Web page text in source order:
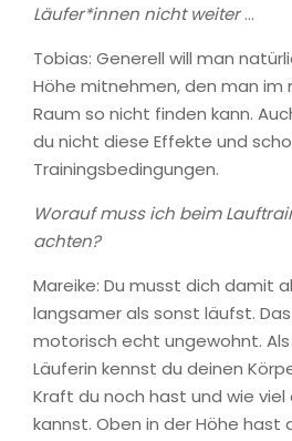
Läufer*innen nicht weiter…
Tobias: Generell will man
Höhe mitnehmen, den man
Raum so nicht finden kann.
du nicht diese Effekte und
Trainingsbedingungen.
Worauf muss ich beim
achten?
Mareike: Du musst dich damit
langsamer als sonst läufst.
motorisch echt ungewohnt.
Läuferin kennst du deinen
Kraft du noch hast und wie
kannst. Oben in der Höhe hast